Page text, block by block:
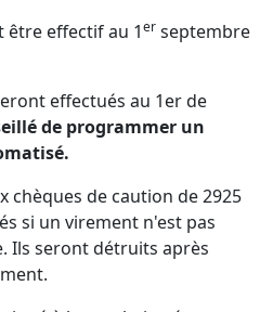
effectif au 1er septembre
effectués au 1er de
de programmer un
chèques de caution de 2925
si un virement n'est pas
Ils seront détruits après